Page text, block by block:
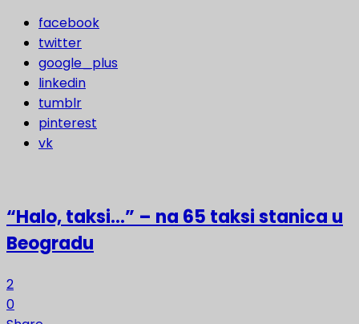
facebook
twitter
google_plus
linkedin
tumblr
pinterest
vk
“Halo, taksi…” – na 65 taksi stanica u
Beogradu
2
0